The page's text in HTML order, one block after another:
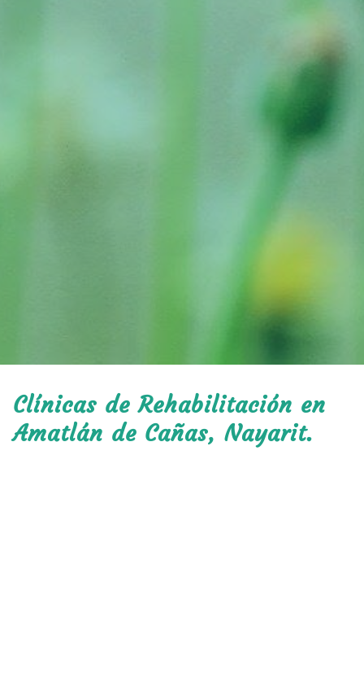
Clínicas de Rehabilitación en
Amatlán de Cañas, Nayarit.